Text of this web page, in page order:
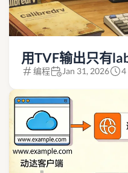
用TVF输出只有
编程 Jan 31, 2026 4